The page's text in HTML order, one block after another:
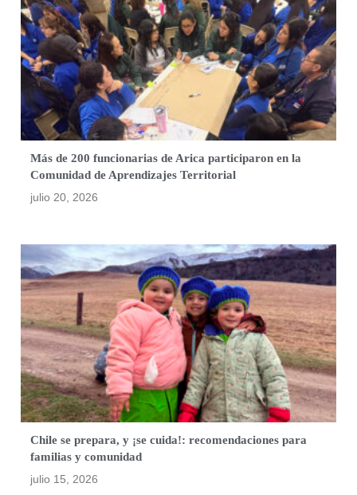
Más de 200 funcionarias de Arica participaron en la
Comunidad de Aprendizajes Territorial
julio 20, 2026
Chile se prepara, y ¡se cuida!: recomendaciones para
familias y comunidad
julio 15, 2026